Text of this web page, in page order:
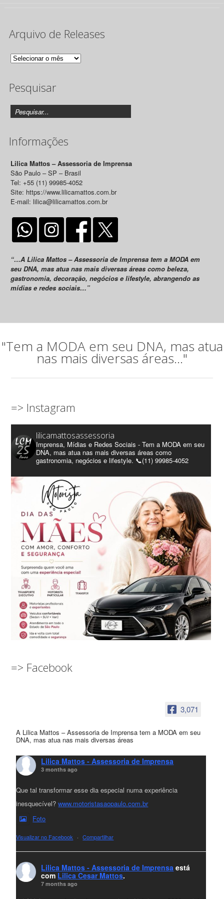
Arquivo de Releases
Arquivo
Releases
Pesquisar
Informações
Lilica Mattos – Assessoria de Imprensa
São Paulo – SP – Brasil
Tel: +55 (11) 99985-4052
Site: https://www.lilicamattos.com.br
E-mail: lilica@lilicamattos.com.br
“…A Lilica Mattos – Assessoria de Imprensa tem a MODA em
seu DNA, mas atua nas mais diversas áreas como beleza,
gastronomia, decoração, negócios e lifestyle, abrangendo as
mídias e redes sociais…”
"Tem a MODA em seu DNA, mas atua
nas mais diversas áreas..."
=> Instagram
lilicamattosassessoria
Imprensa, Mídias e Redes Sociais - Tem a MODA em seu
DNA, mas atua nas mais diversas áreas como
gastronomia, negócios e lifestyle. 📞(11) 99985-4052
=> Facebook
3,071
A Lilica Mattos – Assessoria de Imprensa tem a MODA em seu
DNA, mas atua nas mais diversas áreas
Lilica Mattos - Assessoria de Imprensa
3 months ago
Que tal transformar esse dia especial numa experiência
inesquecível?www.motoristasaopaulo.com.br
Foto
Visualizar no Facebook · Compartilhar
Lilica Mattos - Assessoria de Imprensa está
com Lilica Cesar Mattos.
7 months ago